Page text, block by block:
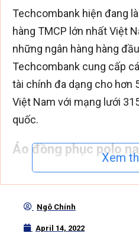
Techcombank hiện đang
hàng TMCP lớn nhất Việt
những ngân hàng hàng
Techcombank cung cấp
tài chính đa dạng cho hơn
Việt Nam với mạng lưới
quốc.
Áo đồng phục polo
cổ điển, áo polo hiện đang
Xem
Ngô Chính
April 14, 2022